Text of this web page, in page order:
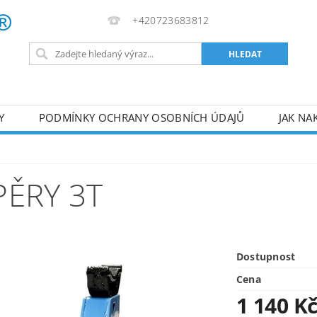
+420723683812
PODMÍNKY OCHRANY OSOBNÍCH ÚDAJŮ JAK
RUČNÍ NÁŘADÍ
3T
Dostupnost
Cena
1 140 Kč